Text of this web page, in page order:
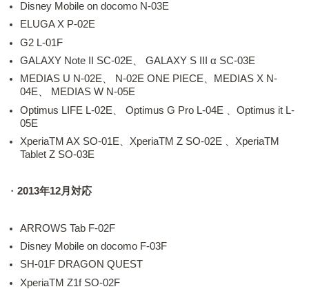
Disney Mobile on docomo N-03E
ELUGA X P-02E
G2 L-01F
GALAXY Note II SC-02E、 GALAXY S III α SC-03E
MEDIAS U N-02E、 N-02E ONE PIECE、MEDIAS X N-
04E、 MEDIAS W N-05E
Optimus LIFE L-02E、 Optimus G Pro L-04E 、Optimus it L-
05E
XperiaTM AX SO-01E、XperiaTM Z SO-02E 、XperiaTM
Tablet Z SO-03E
・ 2013年12月対応
ARROWS Tab F-02F
Disney Mobile on docomo F-03F
SH-01F DRAGON QUEST
XperiaTM Z1f SO-02F